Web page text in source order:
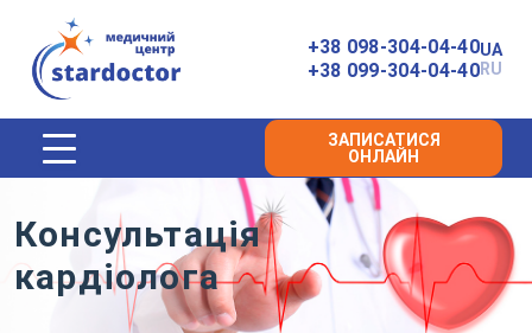
Головна
+38 098-304-04-40
+38 099-304-04-40
UA
RU
ЗАПИСАТИСЯ
ОНЛАЙН
Консультація
кардіолога